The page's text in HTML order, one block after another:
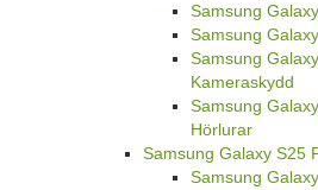
Samsung
Samsung
Samsung
Kameraskydd
Samsung
Hörlurar
Samsung Galaxy S25
Samsung